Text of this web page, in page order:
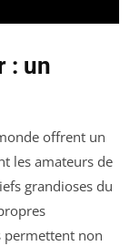
: un
offrent un
les amateurs de
grandioses du
permettent non